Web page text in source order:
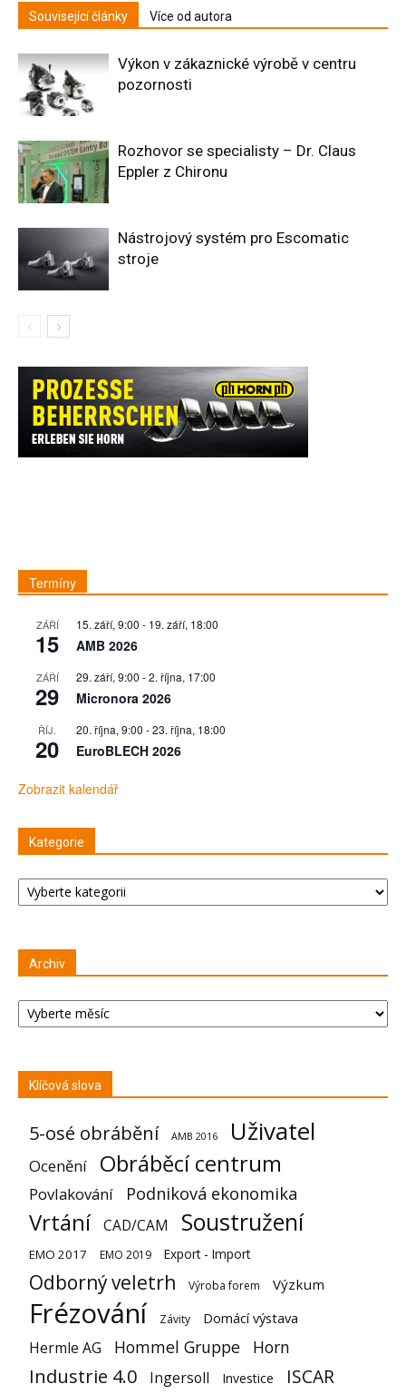
Související články Více od autora
Výkon v zákaznické výrobě v centru
pozornosti
Rozhovor se specialisty – Dr. Claus
Eppler z Chironu
Nástrojový systém pro Escomatic
stroje
Termíny
ZÁŘÍ
15
15. září, 9:00 - 19. září, 18:00
AMB 2026
ZÁŘÍ
29
29. září, 9:00 -2. října, 17:00
Micronora 2026
ŘÍJ.
20
20. října, 9:00 -23. října, 18:00
EuroBLECH 2026
Zobrazit kalendář
Kategorie
Kategorie
Archiv
Archiv
Klíčová slova
5-osé obrábění AMB 2016 Uživatel
Ocenění Obráběcí centrum
Povlakování Podniková ekonomika
Vrtání CAD/CAM Soustružení
EMO 2017 EMO 2019 Export - Import
Odborný veletrh Výroba forem Výzkum
Frézování Závity Domácí výstava
Hermle AG Hommel Gruppe Horn
Industrie 4.0 Ingersoll Investice ISCAR